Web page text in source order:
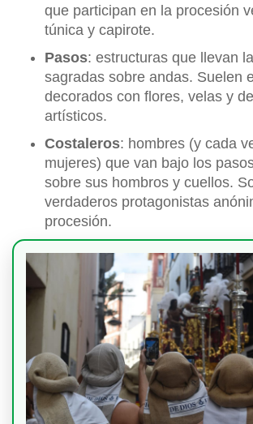
que participan en la procesión
túnica y capirote.
Pasos: estructuras que llevan
sagradas sobre andas. Suelen
decorados con flores, velas y
artísticos.
Costaleros: hombres (y cada
mujeres) que van bajo los
sobre sus hombros y cuellos.
verdaderos protagonistas
procesión.